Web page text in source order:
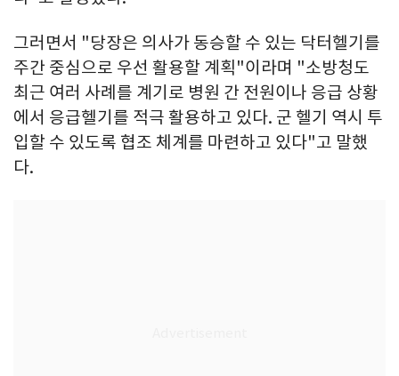
그러면서 "당장은 의사가 동승할 수 있는 닥터헬기를
주간 중심으로 우선 활용할 계획"이라며 "소방청도
최근 여러 사례를 계기로 병원 간 전원이나 응급 상황
에서 응급헬기를 적극 활용하고 있다. 군 헬기 역시 투
입할 수 있도록 협조 체계를 마련하고 있다"고 말했
다.